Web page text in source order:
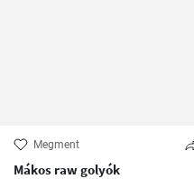
Megment
Mákos raw golyók